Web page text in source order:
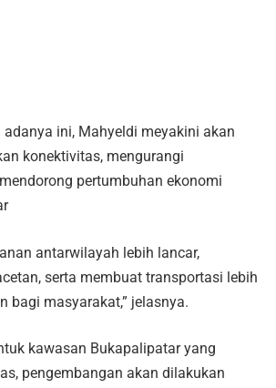
adanya ini, Mahyeldi meyakini akan
konektivitas, mengurangi
pertumbuhan ekonomi
antarwilayah lebih lancar,
serta membuat transportasi lebih
bagi masyarakat,” jelasnya.
kawasan Bukapalipatar yang
pengembangan akan dilakukan